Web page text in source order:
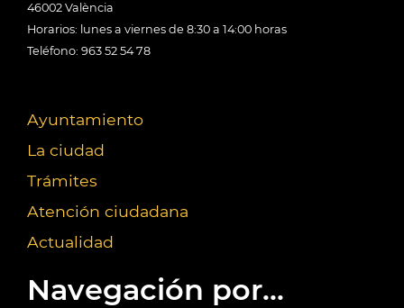
46002 València
Horarios: lunes a viernes de 8:30 a 14:00 horas
Teléfono: 963 52 54 78
Ayuntamiento
La ciudad
Trámites
Atención ciudadana
Actualidad
Navegación por...